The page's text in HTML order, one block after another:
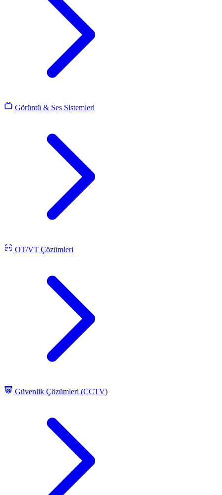
Görüntü & Ses Sistemleri
OT/VT Çözümleri
Güvenlik Çözümleri (CCTV)